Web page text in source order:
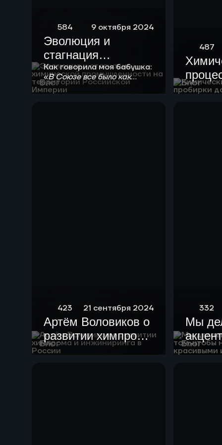
Блог
584 9 октября 2024
Эволюция и
стагнация
химической
промышленности
на территории
Как говорила моя бабушка:
«В Союзе все было как
положено! ». Любой
химической технологии
Блог
487
Блог
423 21 сентября 2024
Артём Воловиков о
развитии химпрома
и инжиниринга в
Блог
332
Мы